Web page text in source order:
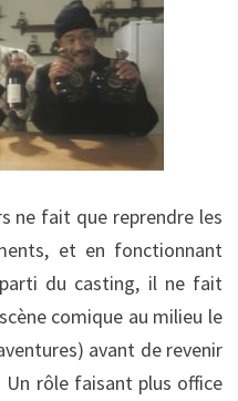
ne fait que reprendre les
et en fonctionnant
du casting, il ne fait
comique au milieu le
avant de revenir
rôle faisant plus office